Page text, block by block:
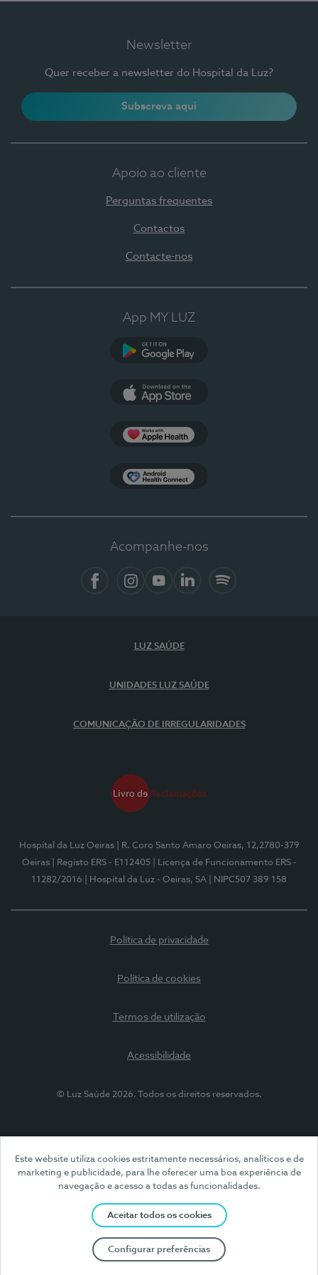
Este website utiliza cookies estritamente necessários, analíticos e de
marketing e publicidade, para lhe oferecer uma boa experiência de
navegação e acesso a todas as funcionalidades.
Aceitar todos os cookies
Configurar preferências
Newsletter
Quer receber a newsletter do Hospital da Luz?
Subscreva aqui
Apoio ao cliente
Perguntas frequentes
Contactos
Contacte-nos
App MY LUZ
Acompanhe-nos
LUZ SAÚDE
UNIDADES LUZ SAÚDE
COMUNICAÇÃO DE IRREGULARIDADES
Hospital da Luz Oeiras
| R. Coro Santo Amaro Oeiras, 12,2780-379
Oeiras
| Registo ERS - E112405
| Licença de Funcionamento ERS -
11282/2016
| Hospital da Luz - Oeiras, SA | NIPC507 389 158
Política de privacidade
Política de cookies
Termos de utilização
Acessibilidade
© Luz Saúde 2026. Todos os direitos reservados.